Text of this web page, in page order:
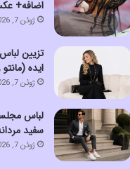
اضافه+
ژوئن 7, 2026
ایده
ژوئن 7, 2026
لباس
سفید مردانه: 14 ایده فوق
ژوئن 7, 2026